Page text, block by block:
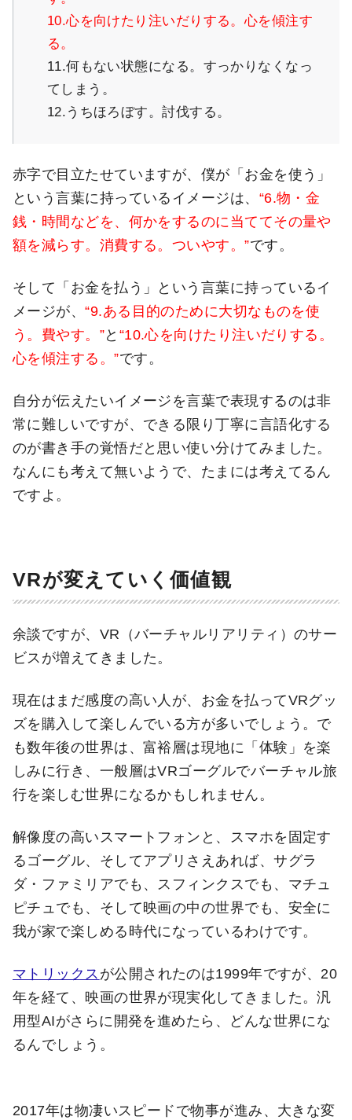
10.心を向けたり注いだりする。心を傾注す
る。
11.何もない状態になる。すっかりなくなっ
てしまう。
12.うちほろぼす。討伐する。
赤字で目立たせていますが、僕が「お金を使う」
という言葉に持っているイメージは、 “6.物・金
銭・時間などを、何かをするのに当ててその量や
額を減らす。消費する。ついやす。”です。
そして「お金を払う」という言葉に持っているイ
メージが、“9.ある目的のために大切なものを使
う。費やす。”と “10.心を向けたり注いだりする。
心を傾注する。”です。
自分が伝えたいイメージを言葉で表現するのは非
常に難しいですが、できる限り丁寧に言語化する
のが書き手の覚悟だと思い使い分けてみました。
なんにも考えて無いようで、たまには考えてるん
ですよ。
VRが変えていく価値観
余談ですが、VR（バーチャルリアリティ）のサー
ビスが増えてきました。
現在はまだ感度の高い人が、お金を払ってVRグッ
ズを購入して楽しんでいる方が多いでしょう。で
も数年後の世界は、富裕層は現地に「体験」を楽
しみに行き、一般層はVRゴーグルでバーチャル旅
行を楽しむ世界になるかもしれません。
解像度の高いスマートフォンと、スマホを固定す
るゴーグル、そしてアプリさえあれば、サグラ
ダ・ファミリアでも、スフィンクスでも、マチュ
ピチュでも、そして映画の中の世界でも、安全に
我が家で楽しめる時代になっているわけです。
マトリックス が公開されたのは1999年ですが、20
年を経て、映画の世界が現実化してきました。汎
用型AIがさらに開発を進めたら、どんな世界にな
るんでしょう。
2017年は物凄いスピードで物事が進み、大きな変